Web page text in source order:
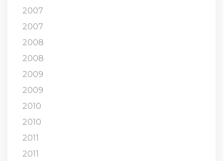
2007
2007
2008
2008
2009
2009
2010
2010
2011
2011